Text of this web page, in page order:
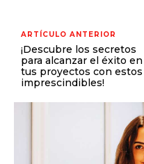
ARTÍCULO ANTERIOR
¡Descubre los secretos
para alcanzar el éxito en
tus proyectos con estos
imprescindibles!